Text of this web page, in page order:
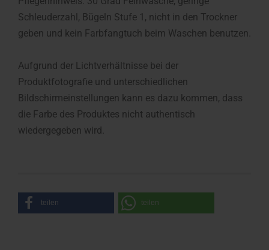
Schleuderzahl, Bügeln Stufe 1, nicht in den Trockner
geben und kein Farbfangtuch beim Waschen benutzen.
Aufgrund der Lichtverhältnisse bei der
Produktfotografie und unterschiedlichen
Bildschirmeinstellungen kann es dazu kommen, dass
die Farbe des Produktes nicht authentisch
wiedergegeben wird.
teilen teilen